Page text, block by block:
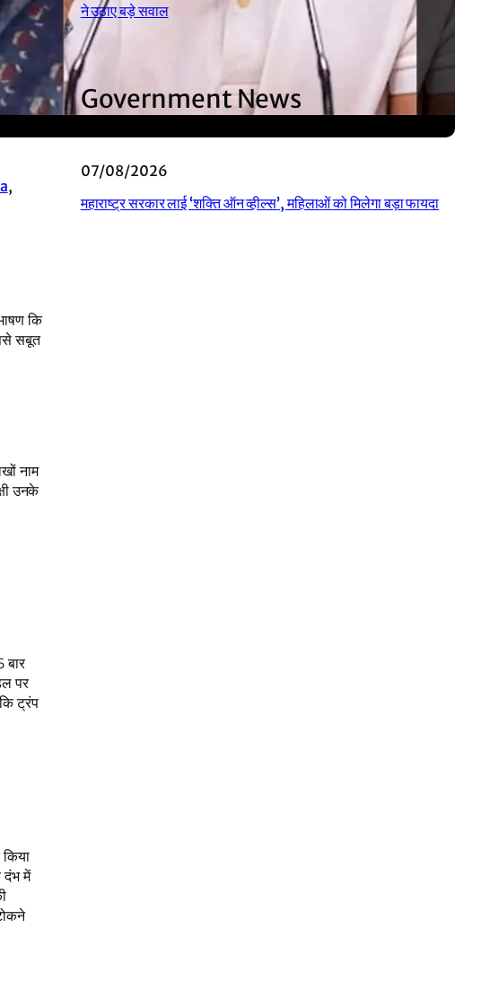
कि
सबूत
नाम
उनके
पर
ट्रंप
दंभ में
ने उठाए बड़े सवाल
Government News
07/08/2026
महाराष्ट्र सरकार लाई ‘शक्ति ऑन व्हील्स’, महिलाओं को मिलेगा बड़ा फायदा